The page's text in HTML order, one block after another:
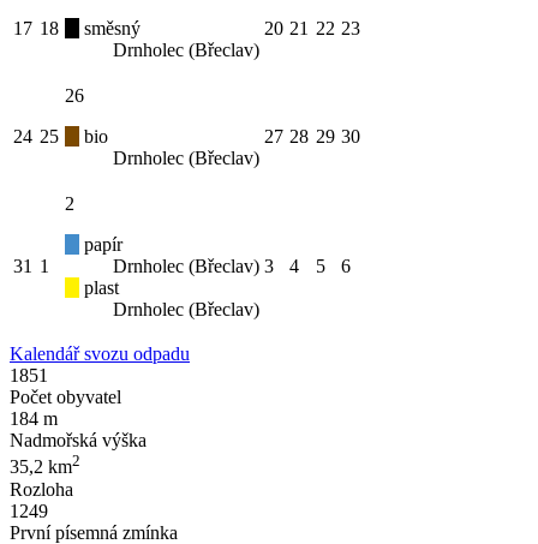
17 18
směsný
Drnholec (Břeclav)
20 21 22 23
24 25
26
bio
Drnholec (Břeclav)
27 28 29 30
31 1
2
papír
Drnholec (Břeclav)
plast
Drnholec (Břeclav)
3 4 5 6
Kalendář svozu odpadu
1851
Počet obyvatel
184 m
Nadmořská výška
35,2 km2
Rozloha
1249
První písemná zmínka